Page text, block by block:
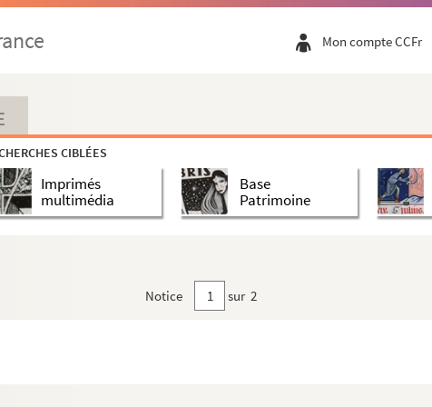
Mon compte CCFr
CIBLÉES
Imprimés
multimédia
Base
Patrimoine
Notice sur 2